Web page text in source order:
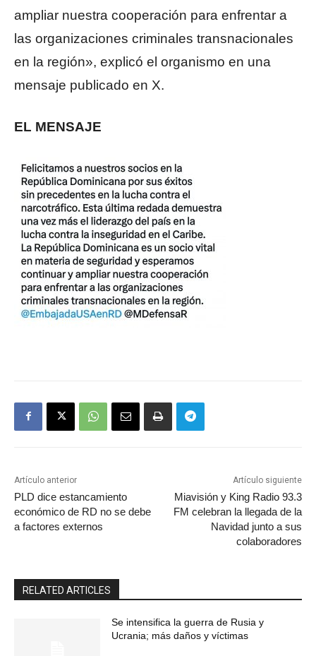
ampliar nuestra cooperación para enfrentar a
las organizaciones criminales transnacionales
en la región», explicó el organismo en una
mensaje publicado en X.
EL MENSAJE
Artículo anterior
PLD dice estancamiento
económico de RD no se debe
a factores externos
Artículo siguiente
Miavisión y King Radio 93.3
FM celebran la llegada de la
Navidad junto a sus
colaboradores
RELATED ARTICLES
Se intensifica la guerra de Rusia y
Ucrania; más daños y víctimas